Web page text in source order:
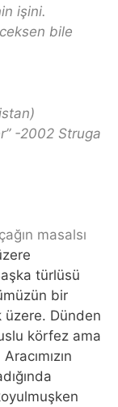
işini.
bile
-2002 Struga
masalsı
türlüsü
bir
üzere. Dünden
körfez ama